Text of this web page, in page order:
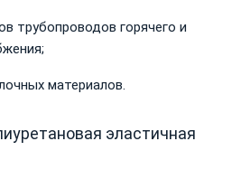
трубопроводов горячего и
материалов.
эластичная